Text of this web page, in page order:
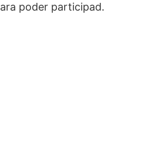
poder participad.